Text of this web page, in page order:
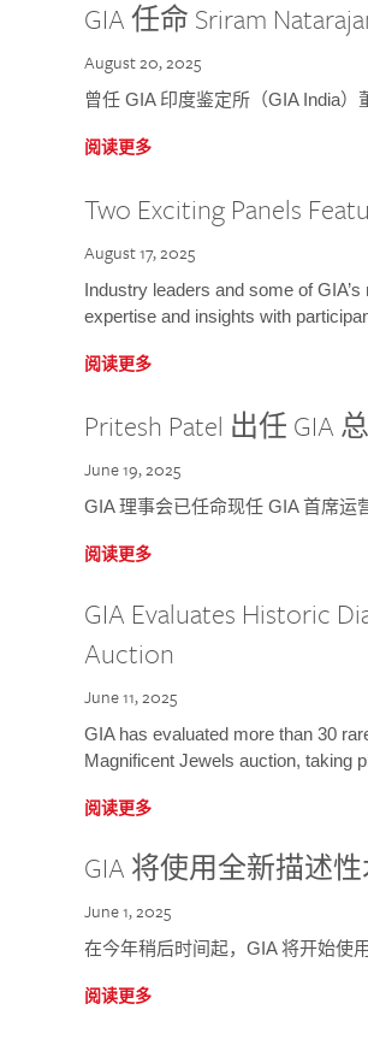
GIA 任命 Sriram
August 20, 2025
曾任 GIA 印度鉴定所（GIA India
阅读更多
Two Exciting Panels
August 17, 2025
Industry leaders and some of
expertise and insights with
阅读更多
Pritesh Patel 出任 GIA
June 19, 2025
GIA 理事会已任命现任 GIA 首席运
阅读更多
GIA Evaluates Historic
Auction
June 11, 2025
GIA has evaluated more than 30
Magnificent Jewels auction, taking
阅读更多
GIA 将使用全新描述
June 1, 2025
在今年稍后时间起，GIA 将开始使
阅读更多